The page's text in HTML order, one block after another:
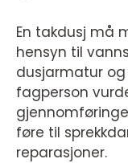
En takdusj må
hensyn til
dusjarmatur
fagperson
føre til
reparasjoner.